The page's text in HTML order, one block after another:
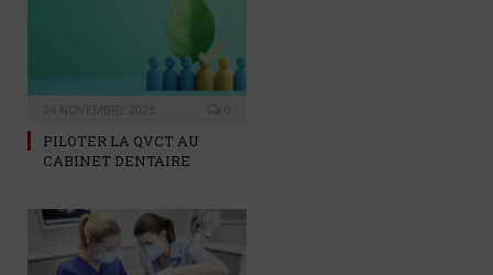
PILOTER LA QVCT AU
CABINET DENTAIRE